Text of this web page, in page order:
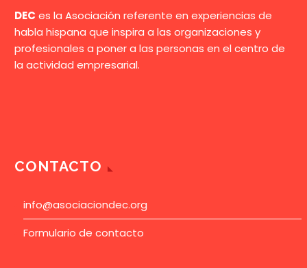
DEC es la Asociación referente en experiencias de
habla hispana que inspira a las organizaciones y
profesionales a poner a las personas en el centro de
la actividad empresarial.
CONTACTO
info@asociaciondec.org
Formulario de contacto